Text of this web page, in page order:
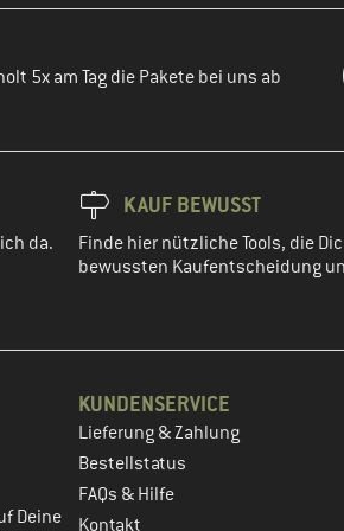
5x am Tag die Pakete bei uns ab
da.
KAUF BEWUSST
Finde hier nützliche Tools, die
bewussten Kaufentscheidung
Deine
KUNDENSERVICE
Lieferung & Zahlung
Bestellstatus
FAQs & Hilfe
Kontakt